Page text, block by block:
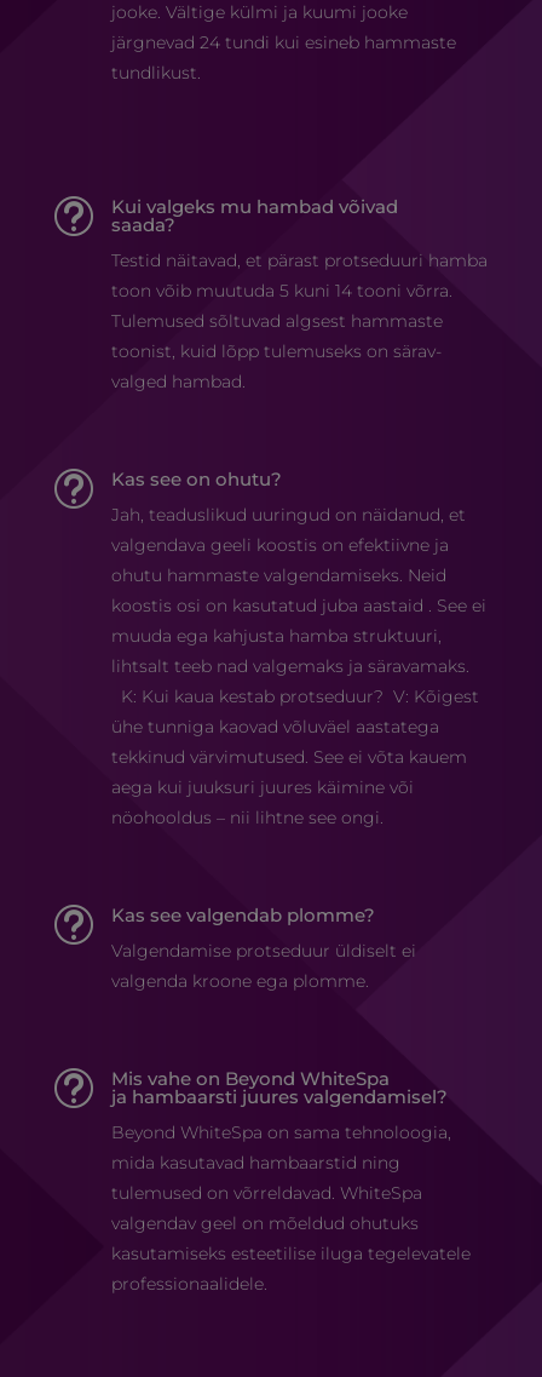
jooke. Vältige külmi ja kuumi jooke
järgnevad 24 tundi kui esineb hammaste
tundlikust.
t Kui valgeks mu hambad võivad
saada?
Testid näitavad, et pärast protseduuri hamba
toon võib muutuda 5 kuni 14 tooni võrra.
Tulemused sõltuvad algsest hammaste
toonist, kuid lõpp tulemuseks on särav-
valged hambad.
t Kas see on ohutu?
Jah, teaduslikud uuringud on näidanud, et
valgendava geeli koostis on efektiivne ja
ohutu hammaste valgendamiseks. Neid
koostis osi on kasutatud juba aastaid . See ei
muuda ega kahjusta hamba struktuuri,
lihtsalt teeb nad valgemaks ja säravamaks.
K: Kui kaua kestab protseduur? V: Kõigest
ühe tunniga kaovad võluväel aastatega
tekkinud värvimutused. See ei võta kauem
aega kui juuksuri juures käimine või
nöohooldus – nii lihtne see ongi.
t Kas see valgendab plomme?
Valgendamise protseduur üldiselt ei
valgenda kroone ega plomme.
t Mis vahe on Beyond WhiteSpa
ja hambaarsti juures valgendamisel?
Beyond WhiteSpa on sama tehnoloogia,
mida kasutavad hambaarstid ning
tulemused on võrreldavad. WhiteSpa
valgendav geel on mõeldud ohutuks
kasutamiseks esteetilise iluga tegelevatele
professionaalidele.